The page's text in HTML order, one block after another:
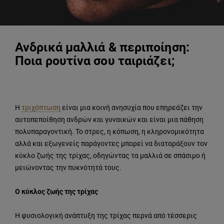
Ανδρικά μαλλιά & περιποίηση:
Ποια ρουτίνα σου ταιριάζει;
Η τριχόπτωση είναι μια κοινή ανησυχία που επηρεάζει την
αυτοπεποίθηση ανδρών και γυναικών και είναι μια πάθηση
πολυπαραγοντική. Το στρες, η κόπωση, η κληρονομικότητα
αλλά και εξωγενείς παράγοντες μπορεί να διαταράξουν τον
κύκλο ζωής της τρίχας, οδηγώντας τα μαλλιά σε σπάσιμο ή
μειώνοντας την πυκνότητά τους.
Ο κύκλος ζωής της τρίχας
Η φυσιολογική ανάπτυξη της τρίχας περνά από τέσσερις